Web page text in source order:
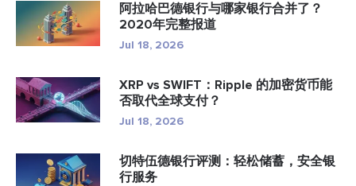
阿拉哈巴德银行与哪家银行合并了？
2020年完整报道
Jul 18, 2026
XRP vs SWIFT：Ripple 的加密货币能
否取代全球支付？
Jul 18, 2026
切特伍德银行评测：轻松储蓄，安全银
行服务